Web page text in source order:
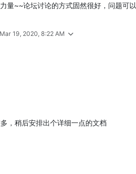
量~~论坛讨论的方式固然很好，问题可
Mar 19, 2020, 8:22 AM
，稍后安排出个详细一点的文档